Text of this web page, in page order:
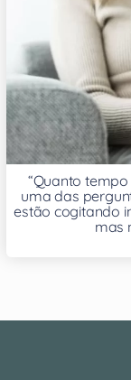
“Quanto
uma das
estão cogitando
mas